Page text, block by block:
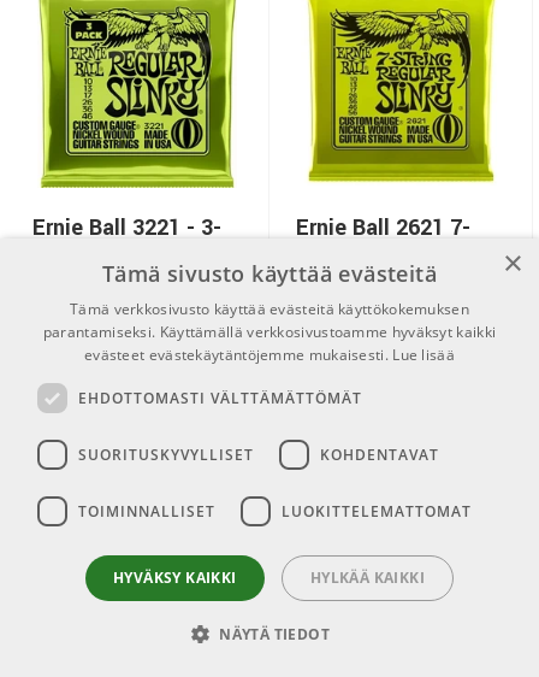
Ernie Ball 3221 - 3-
pack Regular Slinky
Tuotenumero 1103221
€24,20
Ernie Ball 2621 7-
String Regular
7-kielisen Regular Slinky. 10-56.
Tuotenumero 1102621
€11,00
1 2 3 5 6 ... 28 29 >
×
Tämä sivusto käyttää evästeitä
Tämä verkkosivusto käyttää evästeitä käyttökokemuksen
parantamiseksi. Käyttämällä verkkosivustoamme hyväksyt kaikki
evästeet evästekäytäntöjemme mukaisesti. Lue lisää
EHDOTTOMASTI VÄLTTÄMÄTTÖMÄT
SUORITUSKYVYLLISET KOHDENTAVAT
TOIMINNALLISET LUOKITTELEMATTOMAT
HYVÄKSY KAIKKI HYLKÄÄ KAIKKI
NÄYTÄ TIEDOT